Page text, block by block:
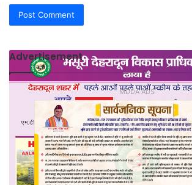
Advertisement
MDDA ADS